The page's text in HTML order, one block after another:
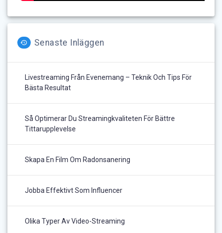
Senaste Inläggen
Livestreaming Från Evenemang – Teknik Och Tips För
Bästa Resultat
Så Optimerar Du Streamingkvaliteten För Bättre
Tittarupplevelse
Skapa En Film Om Radonsanering
Jobba Effektivt Som Influencer
Olika Typer Av Video-Streaming